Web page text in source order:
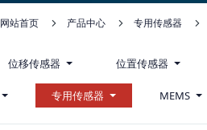
网站首页 产品中心 专用传感器
位移传感器 位置传感器
专用传感器 MEMS